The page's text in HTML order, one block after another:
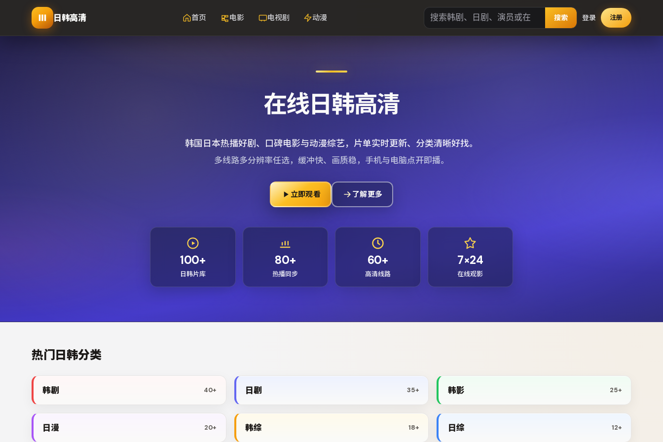
日韩高清 首页 电影 电视剧 动漫 搜索 登录 注册
在线日韩高清
韩国日本热播好剧、口碑电影与动漫综艺，片单实时更新、分类清晰好找。
多线路多分辨率任选，缓冲快、画质稳，手机与电脑点开即播。
立即观看 了解更多
100+
日韩片库
80+
热播同步
60+
高清线路
7×24
在线观影
热门日韩分类
韩剧 40+ 日剧 35+ 韩影 25+
日漫 20+ 韩综 18+ 日综 12+